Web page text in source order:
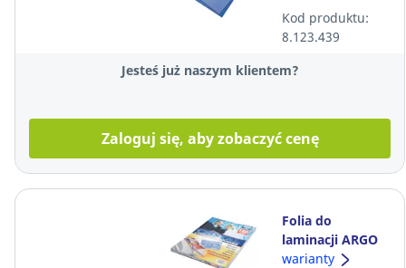
opakowanie 5
sztuk
Kod produktu:
8.123.439
Jesteś już naszym klientem?
Zaloguj się, aby zobaczyć cenę
Folia do
laminacji ARGO
A3, 2x80
warianty